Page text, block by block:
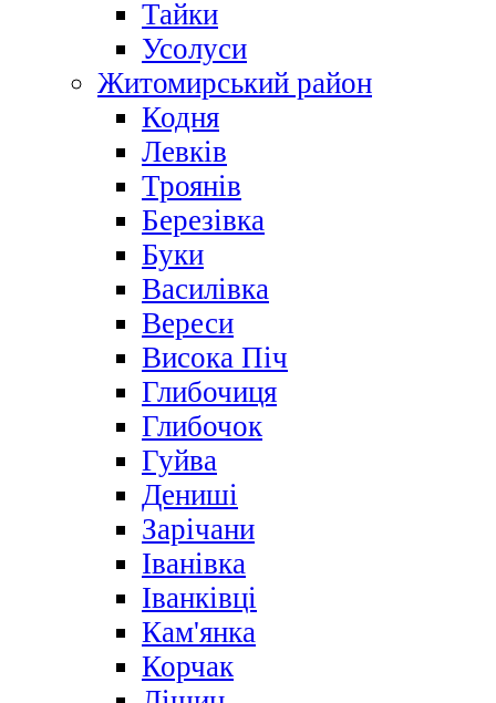
Тайки
Усолуси
Житомирський район
Кодня
Левків
Троянів
Березівка
Буки
Василівка
Вереси
Висока Піч
Глибочиця
Глибочок
Гуйва
Дениші
Зарічани
Іванівка
Іванківці
Кам'янка
Корчак